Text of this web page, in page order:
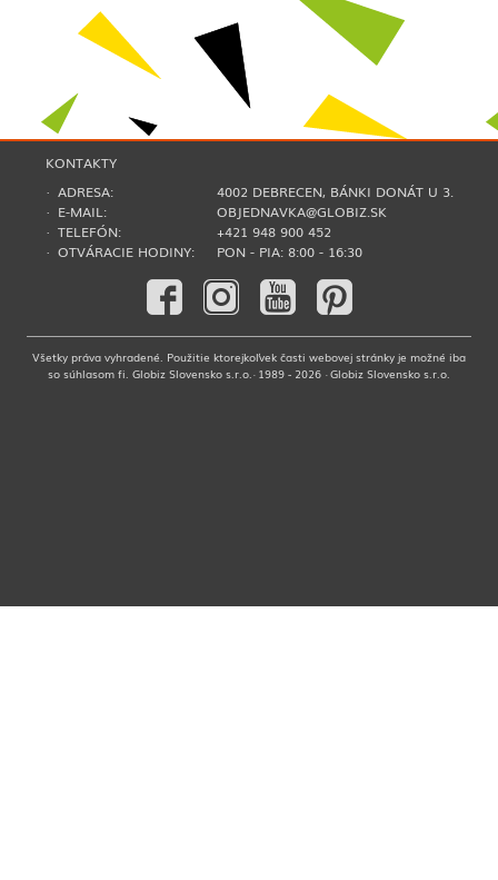
KONTAKTY
· ADRESA:
4002 DEBRECEN, BÁNKI DONÁT U 3.
· E-MAIL:
OBJEDNAVKA@GLOBIZ.SK
· TELEFÓN:
+421 948 900 452
· OTVÁRACIE HODINY:
PON - PIA: 8:00 - 16:30
Všetky práva vyhradené. Použitie ktorejkoľvek časti webovej stránky je možné iba
so súhlasom fi. Globiz Slovensko s.r.o.· 1989 - 2026 · Globiz Slovensko s.r.o.